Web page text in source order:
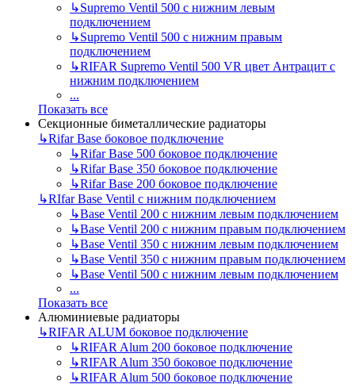
↳Supremo Ventil 500 с нижним левым
подключением
↳Supremo Ventil 500 с нижним правым
подключением
↳RIFAR Supremo Ventil 500 VR цвет Антрацит с
нижним подключением
...
Показать все
Секционные биметаллические радиаторы
↳Rifar Base боковое подключение
↳Rifar Base 500 боковое подключение
↳Rifar Base 350 боковое подключение
↳Rifar Base 200 боковое подключение
↳RIfar Base Ventil с нижним подключением
↳Base Ventil 200 с нижним левым подключением
↳Base Ventil 200 с нижним правым подключением
↳Base Ventil 350 с нижним левым подключением
↳Base Ventil 350 с нижним правым подключением
↳Base Ventil 500 с нижним левым подключением
...
Показать все
Алюминиевые радиаторы
↳RIFAR ALUM боковое подключение
↳RIFAR Alum 200 боковое подключение
↳RIFAR Alum 350 боковое подключение
↳RIFAR Alum 500 боковое подключение